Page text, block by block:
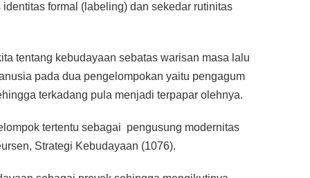
formal (labeling) dan sekedar rutinitas
tentang kebudayaan sebatas warisan masa lalu
pada dua pengelompokan yaitu pengagum
terkadang pula menjadi terpapar olehnya.
tertentu sebagai pengusung modernitas
Strategi Kebudayaan (1076).